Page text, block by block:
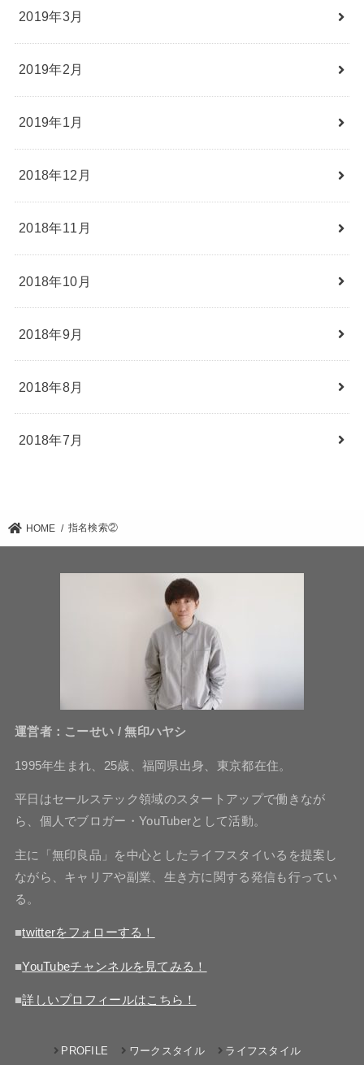
2019年3月
2019年2月
2019年1月
2018年12月
2018年11月
2018年10月
2018年9月
2018年8月
2018年7月
HOME 指名検索②
運営者：こーせい / 無印ハヤシ
1995年生まれ、25歳、福岡県出身、東京都在住。
平日はセールステック領域のスタートアップで働きなが
ら、個人でブロガー・YouTuberとして活動。
主に「無印良品」を中心としたライフスタイいるを提案し
ながら、キャリアや副業、生き方に関する発信も行ってい
る。
■twitterをフォローする！
■YouTubeチャンネルを見てみる！
■詳しいプロフィールはこちら！
PROFILE ワークスタイル
ライフスタイル